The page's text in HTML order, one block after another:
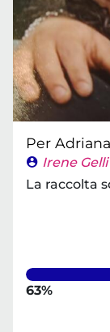
Per
Irene Gelli
La raccolta
63%